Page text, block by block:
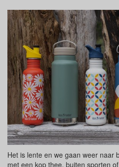
Het is lente en we gaan weer naar
met een kop thee, buiten sporten